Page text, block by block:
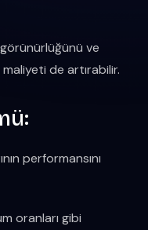
ve
de artırabilir.
performansını
oranları gibi